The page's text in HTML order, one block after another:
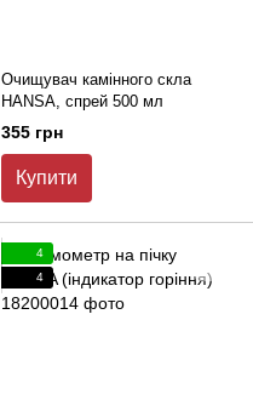
Очищувач камінного скла
HANSA, спрей 500 мл
355 грн
Купити
4
4